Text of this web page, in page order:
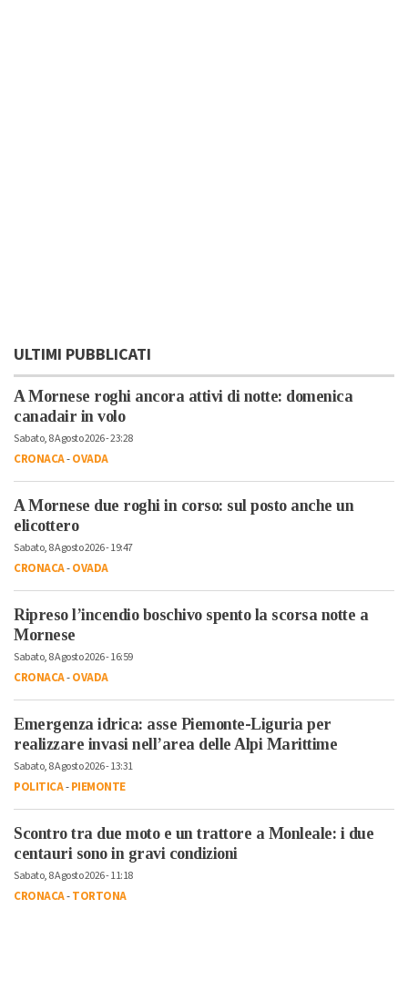
ULTIMI PUBBLICATI
A Mornese roghi ancora attivi di notte: domenica
canadair in volo
Sabato, 8 Agosto 2026 - 23:28
CRONACA-OVADA
A Mornese due roghi in corso: sul posto anche un
elicottero
Sabato, 8 Agosto 2026 - 19:47
CRONACA-OVADA
Ripreso l’incendio boschivo spento la scorsa notte a
Mornese
Sabato, 8 Agosto 2026 - 16:59
CRONACA-OVADA
Emergenza idrica: asse Piemonte-Liguria per
realizzare invasi nell’area delle Alpi Marittime
Sabato, 8 Agosto 2026 - 13:31
POLITICA-PIEMONTE
Scontro tra due moto e un trattore a Monleale: i due
centauri sono in gravi condizioni
Sabato, 8 Agosto 2026 - 11:18
CRONACA-TORTONA